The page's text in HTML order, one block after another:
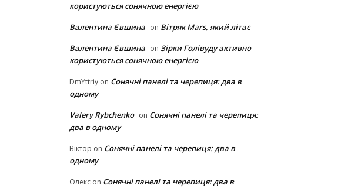
користуються сонячною енергією
Валентина Євшина on Вітряк Mars, який літає
Валентина Євшина on Зірки Голівуду активно
користуються сонячною енергією
DmYttriy on Сонячні панелі та черепиця: два в
одному
Valery Rybchenko on Сонячні панелі та черепиця:
два в одному
Віктор on Сонячні панелі та черепиця: два в
одному
Олекс on Сонячні панелі та черепиця: два в